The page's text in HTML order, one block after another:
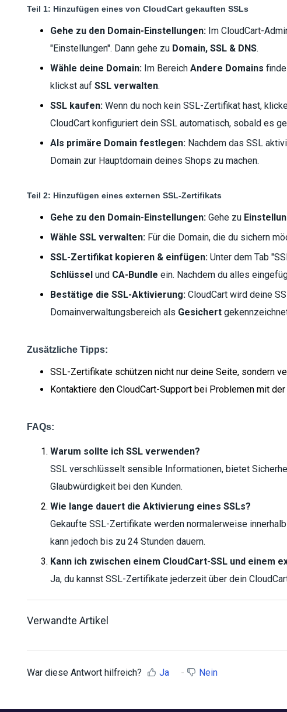
Teil 1: Hinzufügen eines von CloudCart gekauften SSLs
Gehe zu den Domain-Einstellungen: Im CloudCart-
"Einstellungen". Dann gehe zu Domain, SSL & DNS.
Wähle deine Domain: Im BereichAndere Domains
klickst aufSSL verwalten.
SSL kaufen: Wenn du noch kein SSL-Zertifikat hast,
CloudCart konfiguriert dein SSL automatisch, sobald es
Als primäre Domain festlegen: Nachdem das SSL
Domain zur Hauptdomain deines Shops zu machen.
Teil 2: Hinzufügen eines externen SSL-Zertifikats
Gehe zu den Domain-Einstellungen: Gehe zu
Wähle SSL verwalten: Für die Domain, die du sichern
SSL-Zertifikat kopieren & einfügen: Unter dem Tab
Schlüssel und CA-Bundle ein. Nachdem du alles
Bestätige die SSL-Aktivierung: CloudCart wird deine
Domainverwaltungsbereich als Gesichert
Zusätzliche Tipps:
SSL-Zertifikate schützen nicht nur deine Seite, sondern
Kontaktiere den CloudCart-Support bei Problemen mit
FAQs:
Warum sollte ich SSL verwenden?
SSL verschlüsselt sensible Informationen, bietet
Glaubwürdigkeit bei den Kunden.
Wie lange dauert die Aktivierung eines SSLs?
Gekaufte SSL-Zertifikate werden normalerweise
kann jedoch bis zu 24 Stunden dauern.
Kann ich zwischen einem CloudCart-SSL und einem
Ja, du kannst SSL-Zertifikate jederzeit über dein
Verwandte Artikel
War diese Antwort hilfreich? Ja Nein